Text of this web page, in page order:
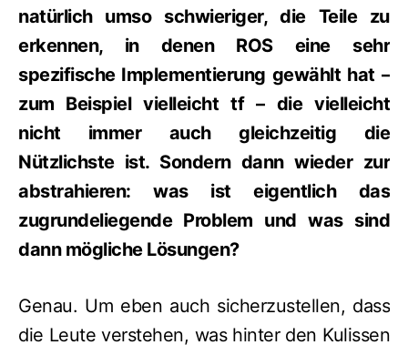
natürlich umso schwieriger, die Teile zu
erkennen, in denen ROS eine sehr
spezifische Implementierung gewählt hat –
zum Beispiel vielleicht tf – die vielleicht
nicht immer auch gleichzeitig die
Nützlichste ist. Sondern dann wieder zur
abstrahieren: was ist eigentlich das
zugrundeliegende Problem und was sind
dann mögliche Lösungen?
Genau. Um eben auch sicherzustellen, dass
die Leute verstehen, was hinter den Kulissen